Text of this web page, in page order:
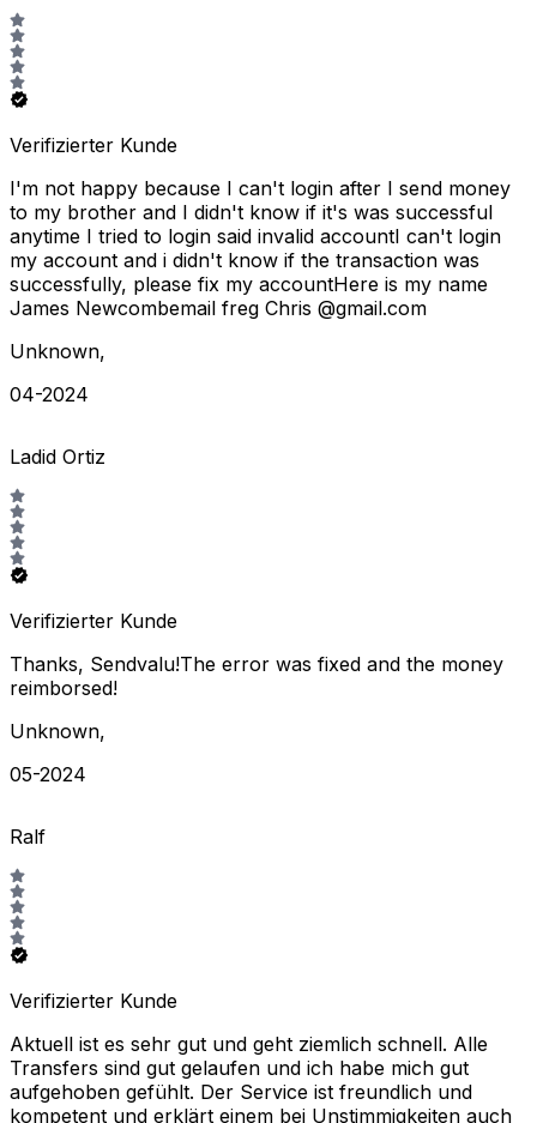
Verifizierter Kunde
I'm not happy because I can't login after I send money
to my brother and I didn't know if it's was successful
anytime I tried to login said invalid accountI can't login
my account and i didn't know if the transaction was
successfully, please fix my accountHere is my name
James Newcombemail freg Chris @gmail.com
Unknown,
04-2024
Ladid Ortiz
Verifizierter Kunde
Thanks, Sendvalu!The error was fixed and the money
reimborsed!
Unknown,
05-2024
Ralf
Verifizierter Kunde
Aktuell ist es sehr gut und geht ziemlich schnell. Alle
Transfers sind gut gelaufen und ich habe mich gut
aufgehoben gefühlt. Der Service ist freundlich und
kompetent und erklärt einem bei Unstimmigkeiten auch